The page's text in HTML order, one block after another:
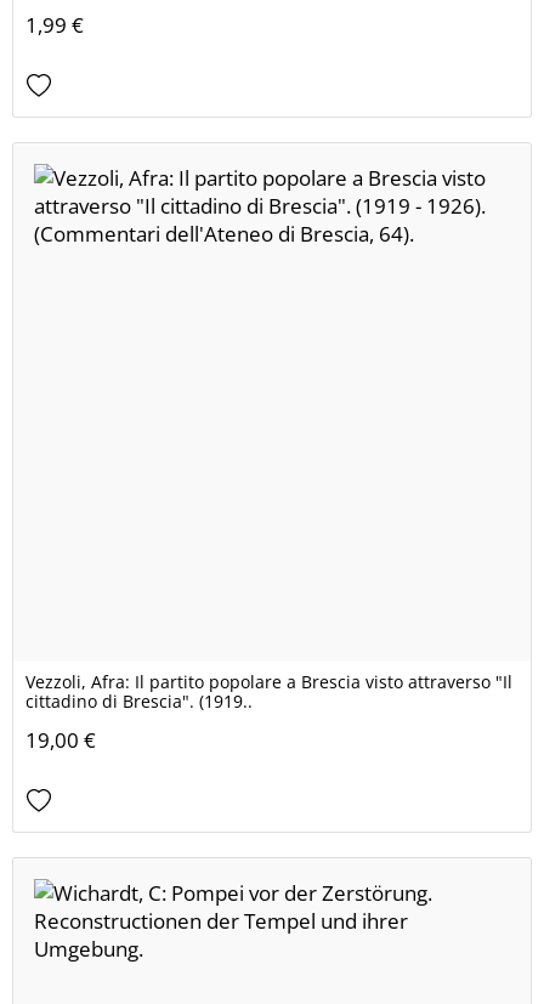
1,99 €
Vezzoli, Afra: Il partito popolare a Brescia visto attraverso "Il
cittadino di Brescia". (1919..
19,00 €